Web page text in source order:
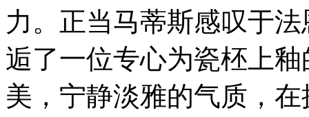
力。正当马蒂斯感叹于
逅了一位专心为瓷柸上
美，宁静淡雅的气质，